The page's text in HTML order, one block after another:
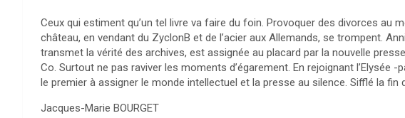
Ceux qui estiment qu’un tel livre va faire du foin. Provoquer des divorces au
château, en vendant du ZyclonB et de l’acier aux Allemands, se trompent.
transmet la vérité des archives, est assignée au placard par la nouvelle
Co. Surtout ne pas raviver les moments d’égarement. En rejoignant l’Elysée
le premier à assigner le monde intellectuel et la presse au silence. Sifflé la fin
Jacques-Marie BOURGET